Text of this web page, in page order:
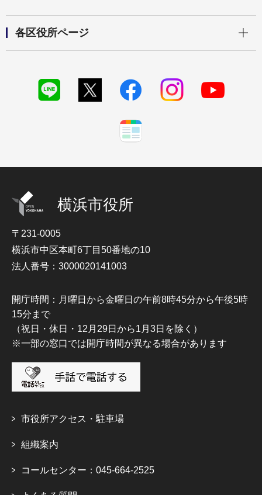
各区役所ページ
横浜市役所
〒231-0005
横浜市中区本町6丁目50番地の10
法人番号：3000020141003
開庁時間：月曜日から金曜日の午前8時45分から午後5時
15分まで
（祝日・休日・12月29日から1月3日を除く）
※一部の窓口では開庁時間が異なる場合があります
市役所アクセス・駐車場
組織案内
コールセンター：045-664-2525